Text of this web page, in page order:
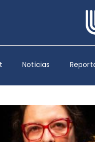
Escuchar
Noticias